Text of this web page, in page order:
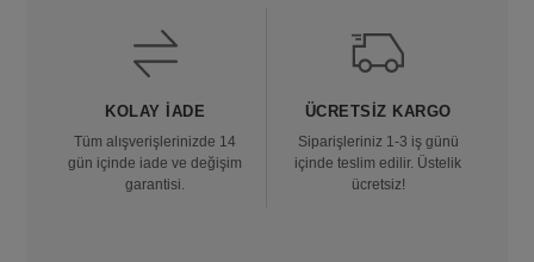
KOLAY İADE
Tüm alışverişlerinizde 14
gün içinde iade ve değişim
garantisi.
ÜCRETSIZ KARGO
Siparişleriniz 1-3 iş günü
içinde teslim edilir. Üstelik
ücretsiz!